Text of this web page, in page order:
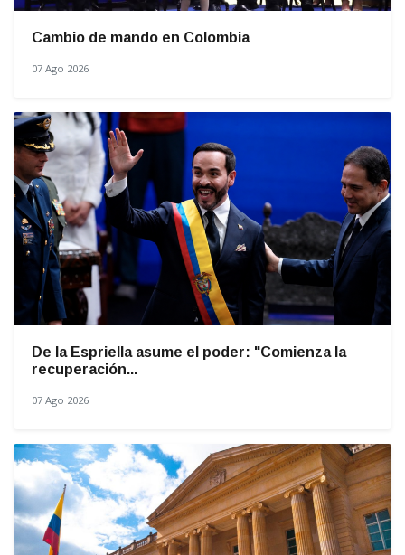
Cambio de mando en Colombia
07 Ago 2026
De la Espriella asume el poder: "Comienza la
recuperación...
07 Ago 2026